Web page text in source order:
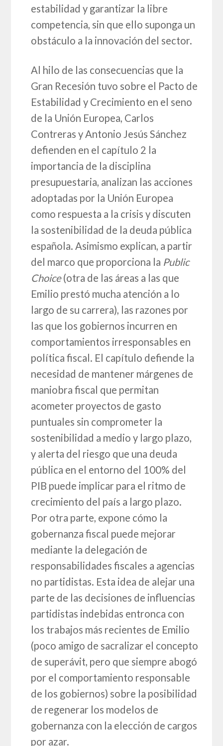
estabilidad y garantizar la libre
competencia, sin que ello suponga un
obstáculo a la innovación del sector.
Al hilo de las consecuencias que la
Gran Recesión tuvo sobre el Pacto de
Estabilidad y Crecimiento en el seno
de la Unión Europea, Carlos
Contreras y Antonio Jesús Sánchez
defienden en el capítulo 2 la
importancia de la disciplina
presupuestaria, analizan las acciones
adoptadas por la Unión Europea
como respuesta a la crisis y discuten
la sostenibilidad de la deuda pública
española. Asimismo explican, a partir
del marco que proporciona la Public
Choice(otra de las áreas a las que
Emilio prestó mucha atención a lo
largo de su carrera), las razones por
las que los gobiernos incurren en
comportamientos irresponsables en
política fiscal. El capítulo defiende la
necesidad de mantener márgenes de
maniobra fiscal que permitan
acometer proyectos de gasto
puntuales sin comprometer la
sostenibilidad a medio y largo plazo,
y alerta del riesgo que una deuda
pública en el entorno del 100% del
PIB puede implicar para el ritmo de
crecimiento del país a largo plazo.
Por otra parte, expone cómo la
gobernanza fiscal puede mejorar
mediante la delegación de
responsabilidades fiscales a agencias
no partidistas. Esta idea de alejar una
parte de las decisiones de influencias
partidistas indebidas entronca con
los trabajos más recientes de Emilio
(poco amigo de sacralizar el concepto
de superávit, pero que siempre abogó
por el comportamiento responsable
de los gobiernos) sobre la posibilidad
de regenerar los modelos de
gobernanza con la elección de cargos
por azar.